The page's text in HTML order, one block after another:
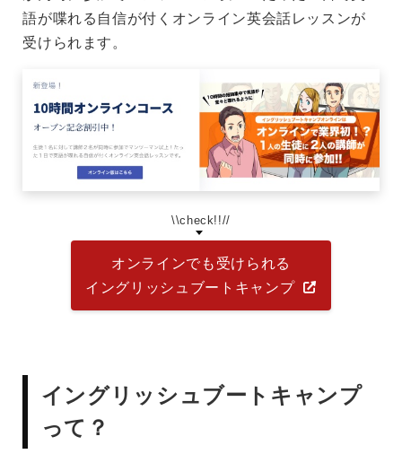
語が喋れる自信が付くオンライン英会話レッスンが
受けられます。
\\check!!//
オンラインでも受けられる
イングリッシュブートキャンプ
イングリッシュブートキャンプ
って？